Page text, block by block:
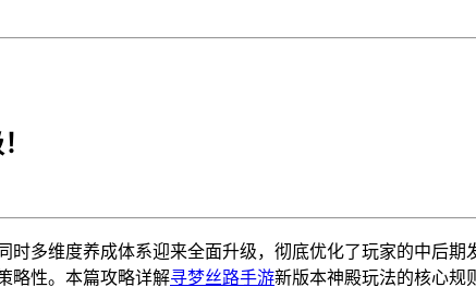
多维度养成体系迎来全面升级，彻底优化了玩家的中后期
略性。本篇攻略详解寻梦丝路手游新版本神殿玩法的核心规